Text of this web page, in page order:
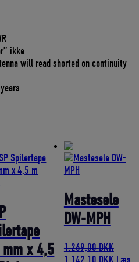
ikke
will read shorted on continuity
x 4,5
Mastesele
DW-MPH
1.269,00DKK
Den
Den